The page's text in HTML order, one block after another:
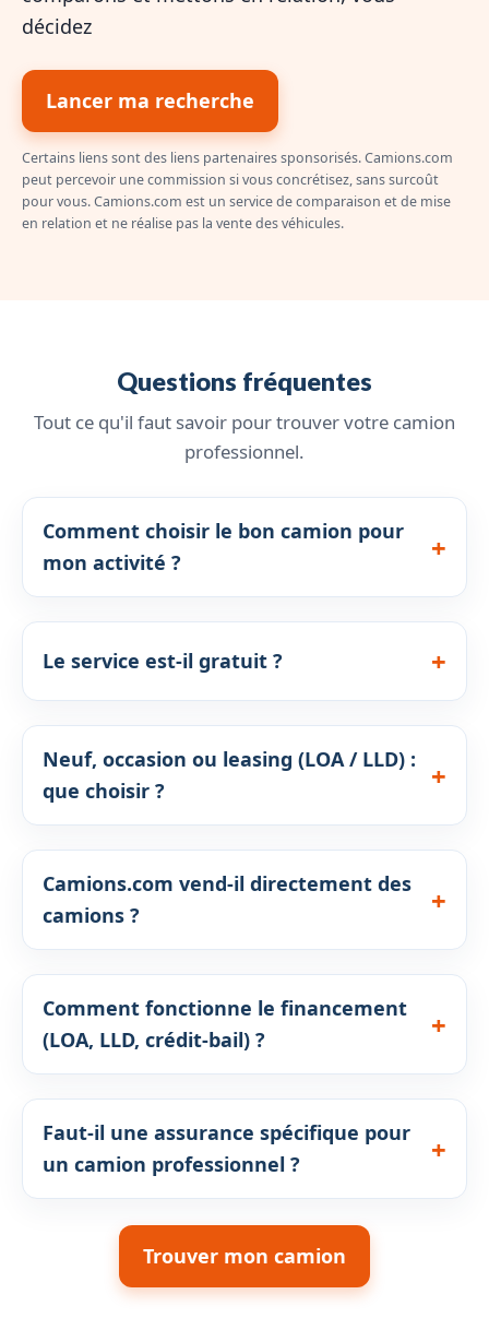
décidez
Lancer ma recherche
Certains liens sont des liens partenaires sponsorisés. Camions.com
peut percevoir une commission si vous concrétisez, sans surcoût
pour vous. Camions.com est un service de comparaison et de mise
en relation et ne réalise pas la vente des véhicules.
Questions fréquentes
Tout ce qu'il faut savoir pour trouver votre camion
professionnel.
Comment choisir le bon camion pour
mon activité ?
Le service est-il gratuit ?
Neuf, occasion ou leasing (LOA / LLD) :
que choisir ?
Camions.com vend-il directement des
camions ?
Comment fonctionne le financement
(LOA, LLD, crédit-bail) ?
Faut-il une assurance spécifique pour
un camion professionnel ?
Trouver mon camion